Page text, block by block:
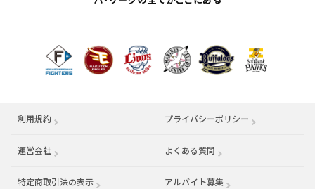
利用規約 プライバシーポリシー
運営会社 （別ウィンドウで開く） よくある質問
特定商取引法の表示 アルバイト募集 （別ウィンドウで開く